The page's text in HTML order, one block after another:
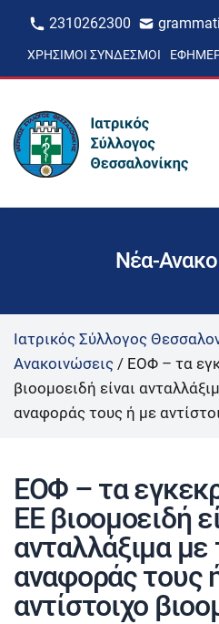
2310262300
ΧΡΉΣΙΜΟΙ ΣΎΝΔΕΣΜΟΙ
Νέα-
Ιατρικός Σύλλογος
Ανακοινώσεις / ΕΟΦ – τα
βιοομοειδή είναι
αναφοράς τους ή με
ΕΟΦ – τα
ΕΕ βιοομοειδή
ανταλλάξιμα
αναφοράς τους
αντίστοιχο